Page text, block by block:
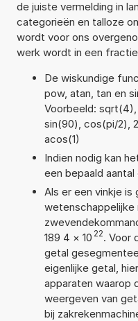
de juiste vermelding in
categorieën en talloze
wordt voor ons
werk wordt in een
De wiskundige
pow, atan, tan en
Voorbeeld: sqrt(4),
sin(90), cos(pi/2),
acos(1)
Indien nodig kan
een bepaald
Als er een vinkje
189 4 × 10 22. Voor
getal
eigenlijke getal,
apparaten waarop
weergeven van
bij